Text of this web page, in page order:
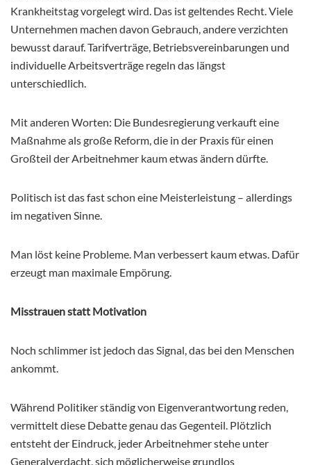
Krankheitstag vorgelegt wird. Das ist geltendes Recht. Viele
Unternehmen machen davon Gebrauch, andere verzichten
bewusst darauf. Tarifverträge, Betriebsvereinbarungen und
individuelle Arbeitsverträge regeln das längst
unterschiedlich.
Mit anderen Worten: Die Bundesregierung verkauft eine
Maßnahme als große Reform, die in der Praxis für einen
Großteil der Arbeitnehmer kaum etwas ändern dürfte.
Politisch ist das fast schon eine Meisterleistung – allerdings
im negativen Sinne.
Man löst keine Probleme. Man verbessert kaum etwas. Dafür
erzeugt man maximale Empörung.
Misstrauen statt Motivation
Noch schlimmer ist jedoch das Signal, das bei den Menschen
ankommt.
Während Politiker ständig von Eigenverantwortung reden,
vermittelt diese Debatte genau das Gegenteil. Plötzlich
entsteht der Eindruck, jeder Arbeitnehmer stehe unter
Generalverdacht, sich möglicherweise grundlos